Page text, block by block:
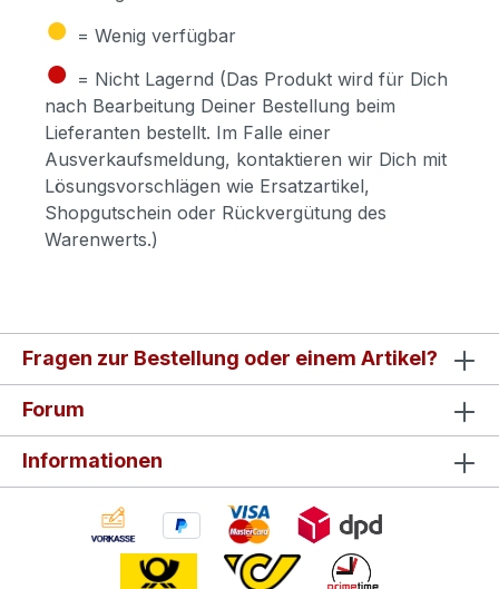
● = Wenig verfügbar
● = Nicht Lagernd (Das Produkt wird für Dich
nach Bearbeitung Deiner Bestellung beim
Lieferanten bestellt. Im Falle einer
Ausverkaufsmeldung, kontaktieren wir Dich mit
Lösungsvorschlägen wie Ersatzartikel,
Shopgutschein oder Rückvergütung des
Warenwerts.)
Fragen zur Bestellung oder einem Artikel?
Forum
Informationen